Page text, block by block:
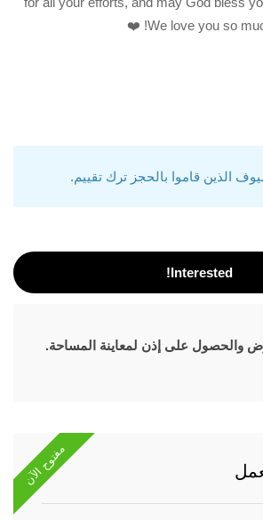
We love you so
الذين قاموا بالحجز ترك تقييم.
Interested!
والحصول على إذن لمعاينة المساحة.
مفتوح الآن